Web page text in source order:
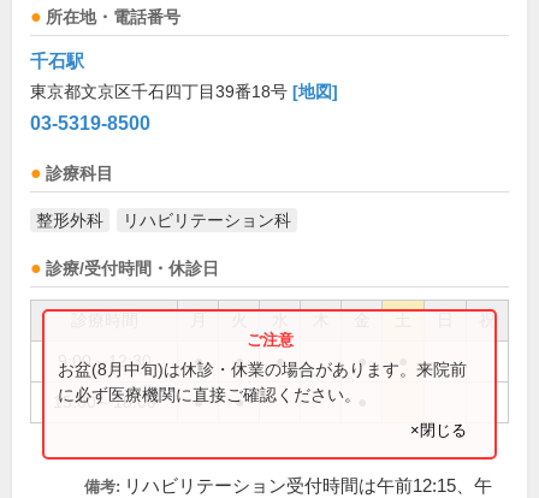
所在地・電話番号
千石駅
東京都文京区千石四丁目39番18号 [地図]
03-5319-8500
診療科目
整形外科 リハビリテーション科
診療/受付時間・休診日
祝
9:00～12:30 ● ● ● ●
15:00～18:00 ● ●
お盆(8月中旬)は休診・休業の場合があります。来院前
に必ず医療機関に直接ご確認ください。
×閉じる
備考: リハビリテーション受付時間は午前12:15、午